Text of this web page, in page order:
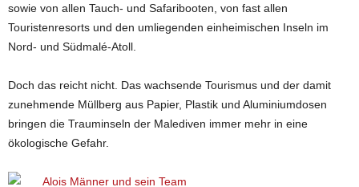
sowie von allen Tauch- und Safaribooten, von fast allen
Touristenresorts und den umliegenden einheimischen Inseln im
Nord- und Südmalé-Atoll.
Doch das reicht nicht. Das wachsende Tourismus und der damit
zunehmende Müllberg aus Papier, Plastik und Aluminiumdosen
bringen die Trauminseln der Malediven immer mehr in eine
ökologische Gefahr.